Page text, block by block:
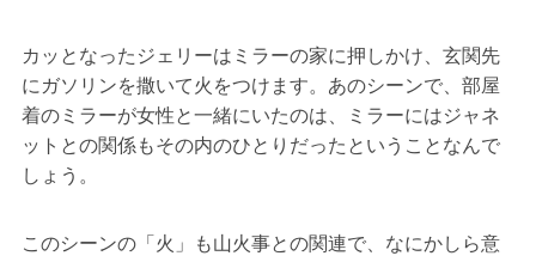
カッとなったジェリーはミラーの家に押しかけ、玄関先
にガソリンを撒いて火をつけます。あのシーンで、部屋
着のミラーが女性と一緒にいたのは、ミラーにはジャネ
ットとの関係もその内のひとりだったということなんで
しょう。
このシーンの「火」も山火事との関連で、なにかしら意